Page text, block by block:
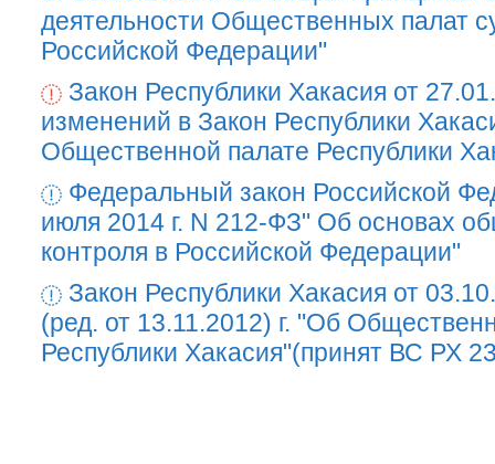
деятельности Общественных палат
Российской Федерации"
Закон Республики Хакасия от
изменений в Закон Республики
Общественной палате Республики
Федеральный закон Российской
июля 2014 г. N 212-ФЗ" Об основах
контроля в Российской Федерации"
Закон Республики Хакасия от
(ред. от 13.11.2012) г. "Об
Республики Хакасия"(принят ВС РХ